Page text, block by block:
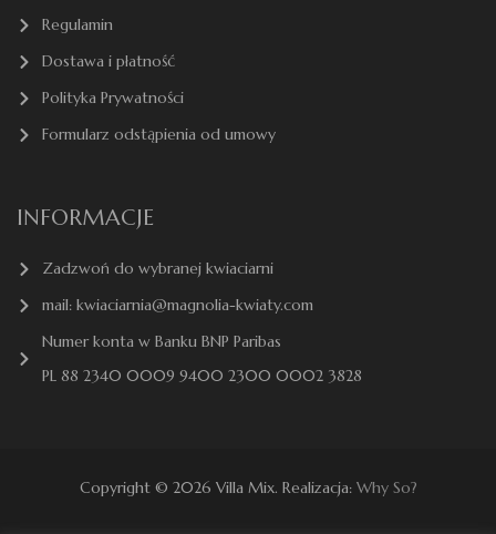
Regulamin
Dostawa i płatność
Polityka Prywatności
Formularz odstąpienia od umowy
INFORMACJE
Zadzwoń do wybranej kwiaciarni
mail: kwiaciarnia@magnolia-kwiaty.com
Numer konta w Banku BNP Paribas
PL 88 2340 0009 9400 2300 0002 3828
Copyright © 2026 Villa Mix. Realizacja: Why So?